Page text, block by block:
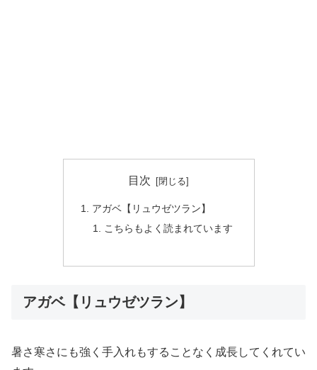
目次
アガベ【リュウゼツラン】
こちらもよく読まれています
アガベ【リュウゼツラン】
暑さ寒さにも強く手入れもすることなく成長してくれてい